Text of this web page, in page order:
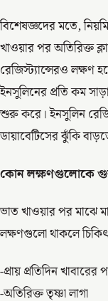
বিশেষজ্ঞদের মতে,
খাওয়ার পর অতিরিক্ত
রেজিস্ট্যান্সেরও
ইনসুলিনের প্রতি কম
শুরু করে। ইনসুলিন
ডায়াবেটিসের ঝুঁকি
কোন লক্ষণগুলোকে
ভাত খাওয়ার পর মাঝে
লক্ষণগুলো থাকলে
-প্রায় প্রতিদিন খাবারের
-অতিরিক্ত তৃষ্ণা লাগা